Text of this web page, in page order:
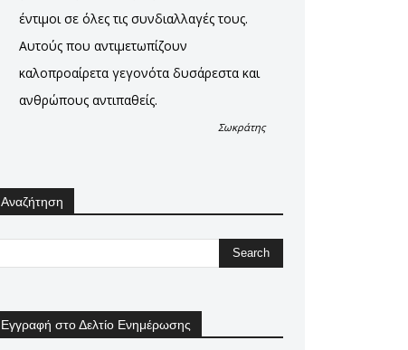
έντιμοι σε όλες τις συνδιαλλαγές τους.
Αυτούς που αντιμετωπίζουν
καλοπροαίρετα γεγονότα δυσάρεστα και
ανθρώπους αντιπαθείς.
Σωκράτης
Αναζήτηση
Εγγραφή στο Δελτίο Ενημέρωσης